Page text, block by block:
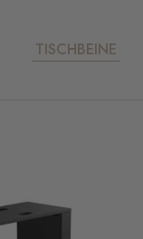
TISCHBEINE